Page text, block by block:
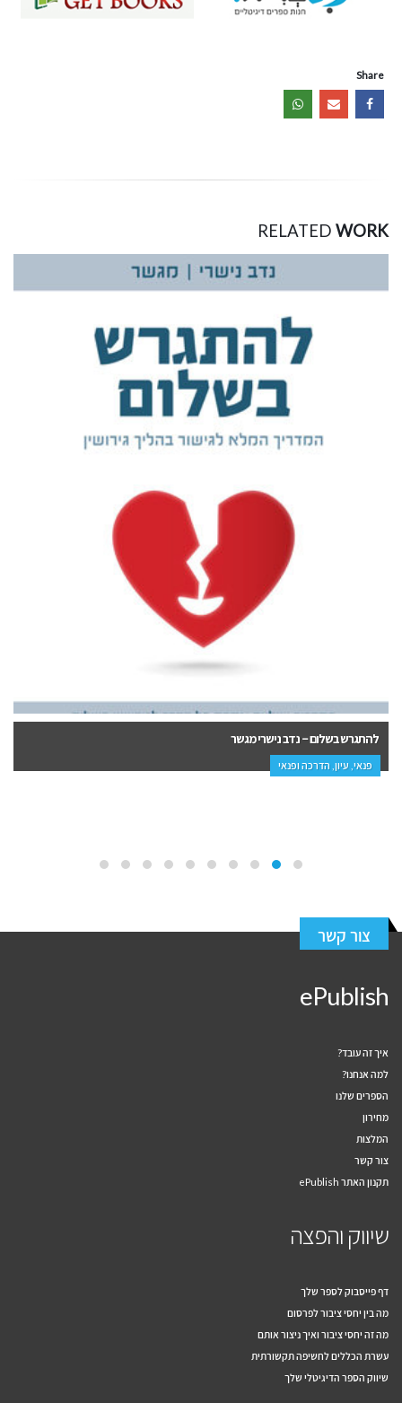
Share
RELATED WORK
להתגרש בשלום – נדב נישרי מגשר
פנאי, עיון, הדרכה ופנאי
צור קשר
ePublish
איך זה עובד?
למה אנחנו?
הספרים שלנו
מחירון
המלצות
צור קשר
תקנון האתר ePublish
שיווק והפצה
דף פייסבוק לספר שלך
מה בין יחסי ציבור לפרסום
מה זה יחסי ציבור ואיך ניצור אותם
עשרת הכללים לחשיפה תקשורתית
שיווק הספר הדיגיטלי שלך